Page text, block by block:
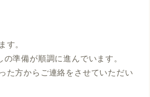
す。
準備が順調に進んでいます。
た方からご連絡をさせていただい